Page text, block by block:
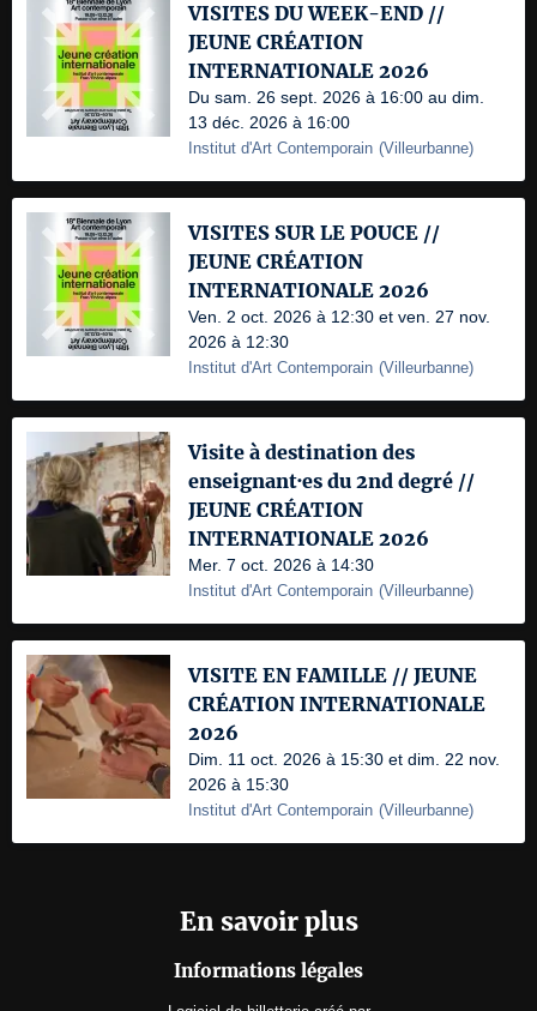
VISITES DU WEEK-END //
JEUNE CRÉATION
INTERNATIONALE 2026
Du sam. 26 sept. 2026 à 16:00 au dim.
13 déc. 2026 à 16:00
Institut d'Art Contemporain (Villeurbanne)
VISITES SUR LE POUCE //
JEUNE CRÉATION
INTERNATIONALE 2026
Ven. 2 oct. 2026 à 12:30 et ven. 27 nov.
2026 à 12:30
Institut d'Art Contemporain (Villeurbanne)
Visite à destination des
enseignant·es du 2nd degré //
JEUNE CRÉATION
INTERNATIONALE 2026
Mer. 7 oct. 2026 à 14:30
Institut d'Art Contemporain (Villeurbanne)
VISITE EN FAMILLE // JEUNE
CRÉATION INTERNATIONALE
2026
Dim. 11 oct. 2026 à 15:30 et dim. 22 nov.
2026 à 15:30
Institut d'Art Contemporain (Villeurbanne)
En savoir plus
Informations légales